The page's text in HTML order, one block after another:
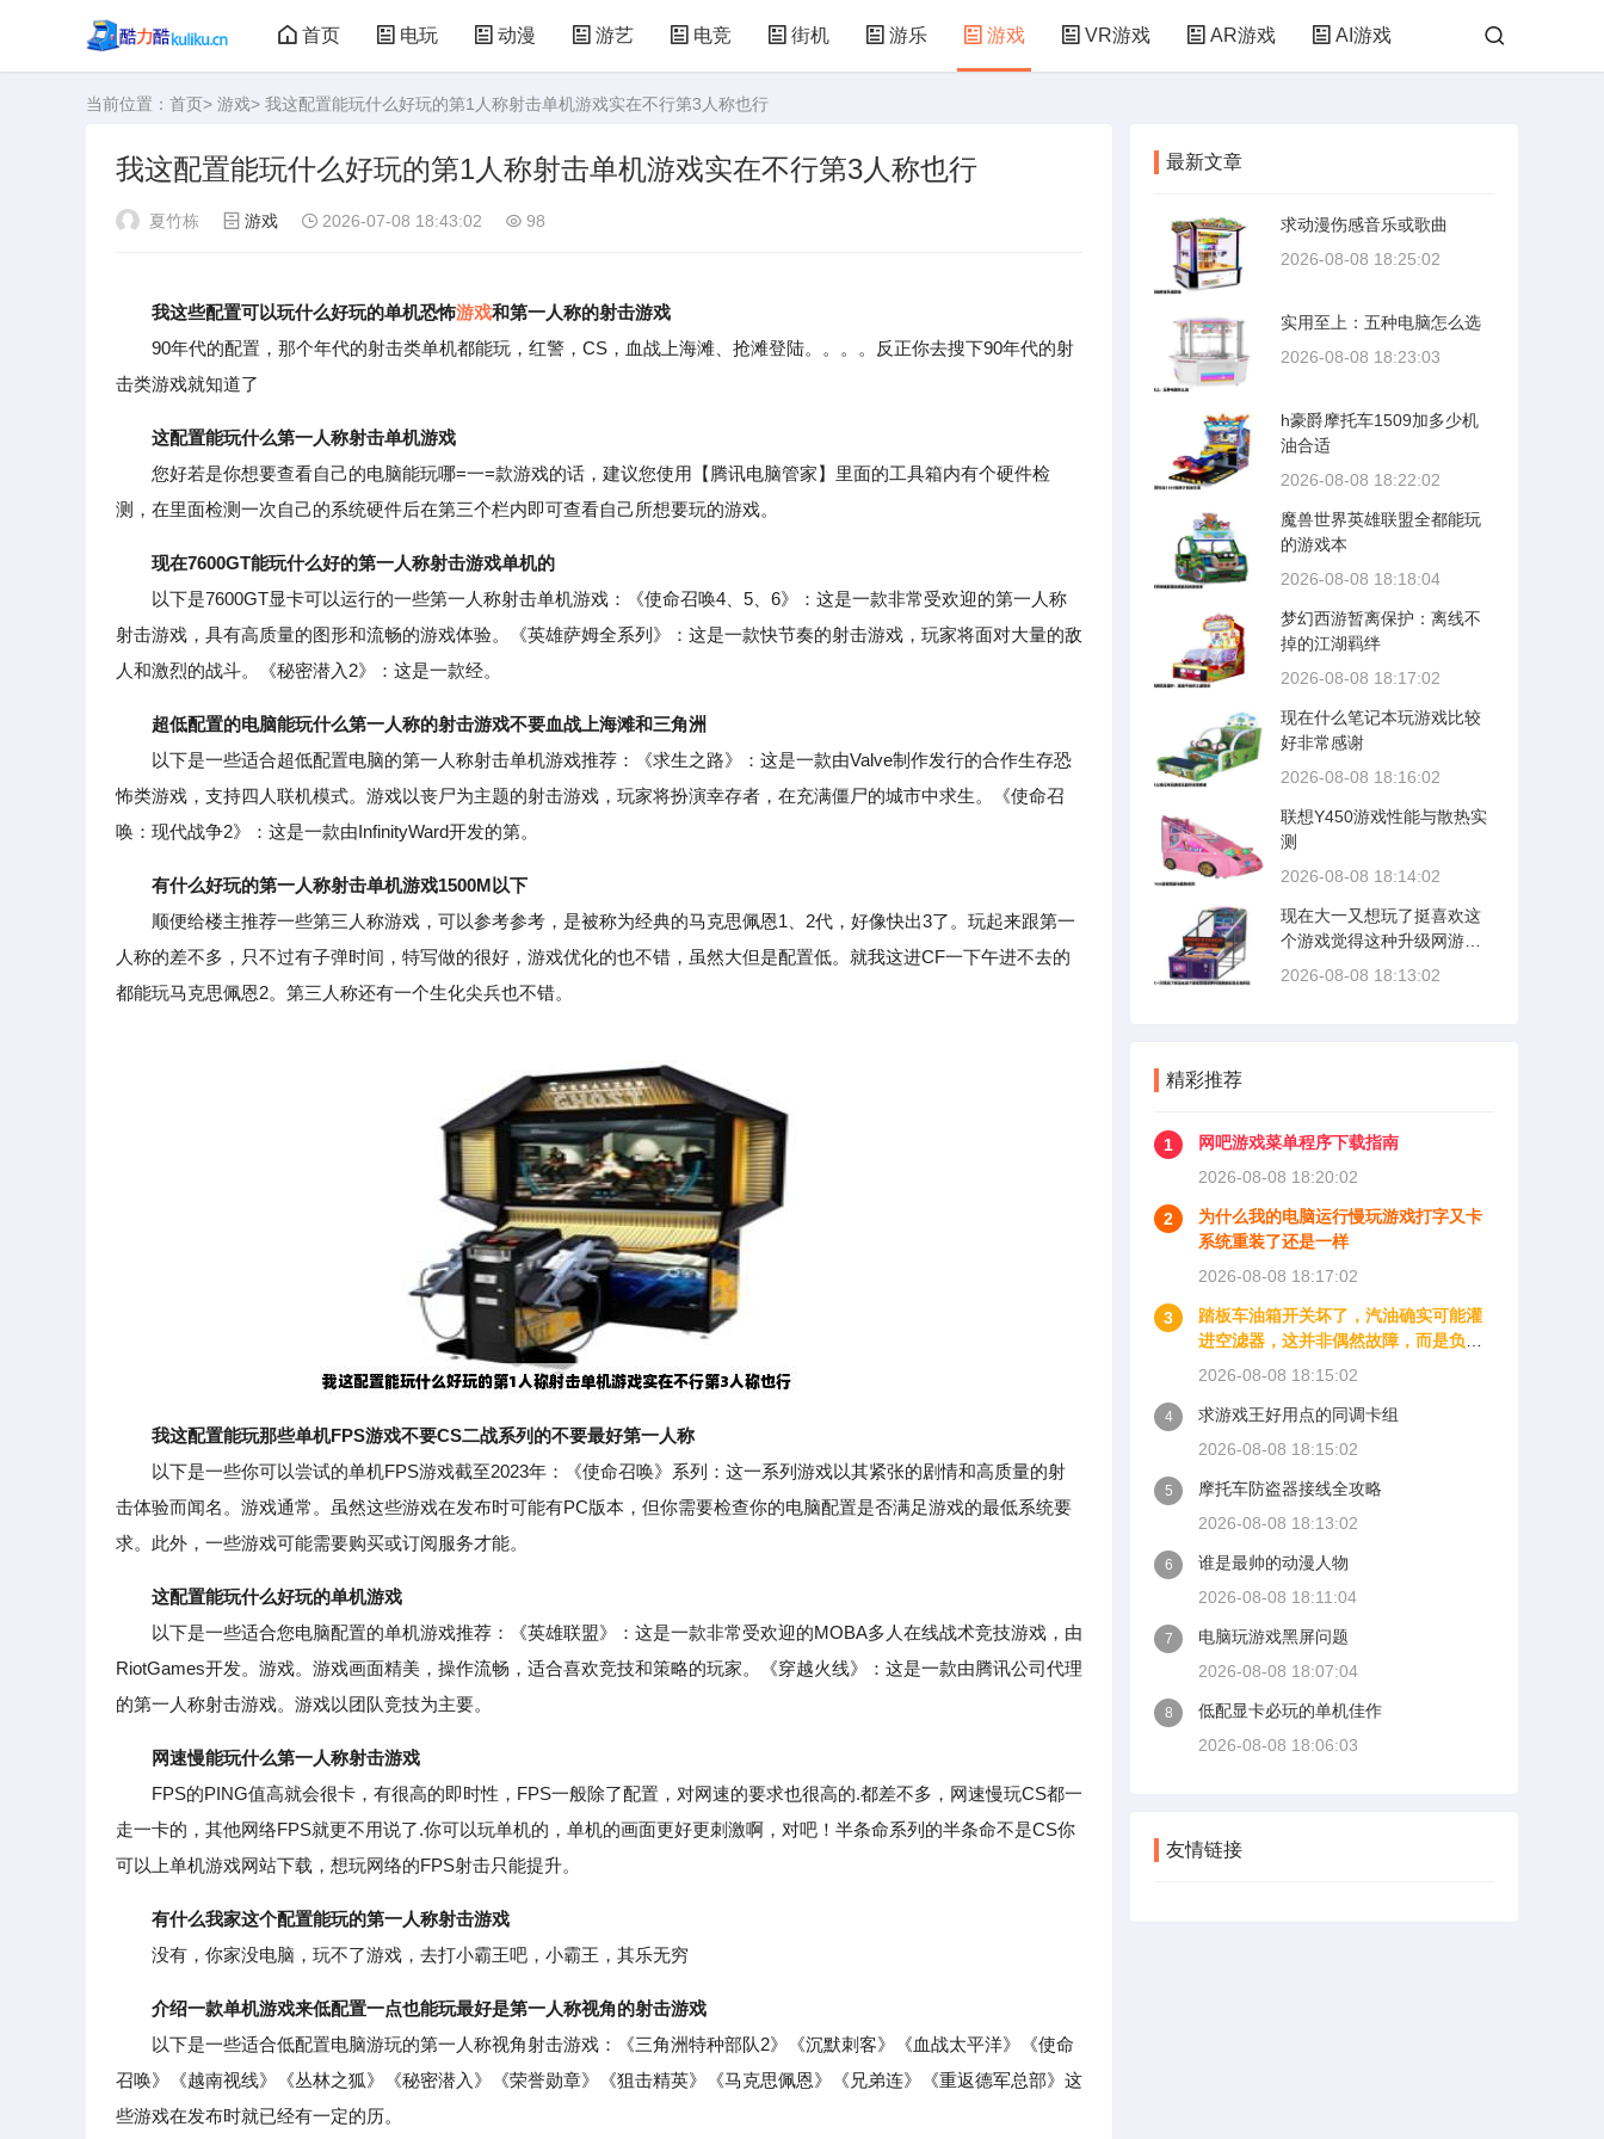
首页 电玩 动漫 游艺 电竞 街机 游乐 游戏 VR游戏 AR游戏 AI游戏
大型游戏 娃娃机 儿童游戏 益智玩具
当前位置： 首页> 游戏> 我这配置能玩什么好玩的第1人称射击单机游戏实在不行第3人称也行
我这配置能玩什么好玩的第1人称射击单机游戏实在不行第3人称也行
夏竹栋 游戏 2026-07-08 18:43:02 98
我这些配置可以玩什么好玩的单机恐怖游戏和第一人称的射击游戏
90年代的配置，那个年代的射击类单机都能玩，红警，CS，血战上海滩、抢滩登陆。。。。反正你去搜下90年代的射
击类游戏就知道了
这配置能玩什么第一人称射击单机游戏
您好若是你想要查看自己的电脑能玩哪=一=款游戏的话，建议您使用【腾讯电脑管家】里面的工具箱内有个硬件检
测，在里面检测一次自己的系统硬件后在第三个栏内即可查看自己所想要玩的游戏。
现在7600GT能玩什么好的第一人称射击游戏单机的
以下是7600GT显卡可以运行的一些第一人称射击单机游戏：《使命召唤4、5、6》：这是一款非常受欢迎的第一人称
射击游戏，具有高质量的图形和流畅的游戏体验。《英雄萨姆全系列》：这是一款快节奏的射击游戏，玩家将面对大量的敌
人和激烈的战斗。《秘密潜入2》：这是一款经。
超低配置的电脑能玩什么第一人称的射击游戏不要血战上海滩和三角洲
以下是一些适合超低配置电脑的第一人称射击单机游戏推荐：《求生之路》：这是一款由Valve制作发行的合作生存恐
怖类游戏，支持四人联机模式。游戏以丧尸为主题的射击游戏，玩家将扮演幸存者，在充满僵尸的城市中求生。《使命召
唤：现代战争2》：这是一款由InfinityWard开发的第。
有什么好玩的第一人称射击单机游戏1500M以下
顺便给楼主推荐一些第三人称游戏，可以参考参考，是被称为经典的马克思佩恩1、2代，好像快出3了。玩起来跟第一
人称的差不多，只不过有子弹时间，特写做的很好，游戏优化的也不错，虽然大但是配置低。就我这进CF一下午进不去的
都能玩马克思佩恩2。第三人称还有一个生化尖兵也不错。
我这配置能玩那些单机FPS游戏不要CS二战系列的不要最好第一人称
以下是一些你可以尝试的单机FPS游戏截至2023年：《使命召唤》系列：这一系列游戏以其紧张的剧情和高质量的射
击体验而闻名。游戏通常。虽然这些游戏在发布时可能有PC版本，但你需要检查你的电脑配置是否满足游戏的最低系统要
求。此外，一些游戏可能需要购买或订阅服务才能。
这配置能玩什么好玩的单机游戏
以下是一些适合您电脑配置的单机游戏推荐：《英雄联盟》：这是一款非常受欢迎的MOBA多人在线战术竞技游戏，由
RiotGames开发。游戏。游戏画面精美，操作流畅，适合喜欢竞技和策略的玩家。《穿越火线》：这是一款由腾讯公司代理
的第一人称射击游戏。游戏以团队竞技为主要。
网速慢能玩什么第一人称射击游戏
FPS的PING值高就会很卡，有很高的即时性，FPS一般除了配置，对网速的要求也很高的.都差不多，网速慢玩CS都一
走一卡的，其他网络FPS就更不用说了.你可以玩单机的，单机的画面更好更刺激啊，对吧！半条命系列的半条命不是CS你
可以上单机游戏网站下载，想玩网络的FPS射击只能提升。
有什么我家这个配置能玩的第一人称射击游戏
没有，你家没电脑，玩不了游戏，去打小霸王吧，小霸王，其乐无穷
介绍一款单机游戏来低配置一点也能玩最好是第一人称视角的射击游戏
以下是一些适合低配置电脑游玩的第一人称视角射击游戏：《三角洲特种部队2》《沉默刺客》《血战太平洋》《使命
召唤》《越南视线》《丛林之狐》《秘密潜入》《荣誉勋章》《狙击精英》《马克思佩恩》《兄弟连》《重返德军总部》这
些游戏在发布时就已经有一定的历。
最新文章
求动漫伤感音乐或歌曲
2026-08-08 18:25:02
实用至上：五种电脑怎么选
2026-08-08 18:23:03
h豪爵摩托车1509加多少机
油合适
2026-08-08 18:22:02
魔兽世界英雄联盟全都能玩
的游戏本
2026-08-08 18:18:04
梦幻西游暂离保护：离线不
掉的江湖羁绊
2026-08-08 18:17:02
现在什么笔记本玩游戏比较
好非常感谢
2026-08-08 18:16:02
联想Y450游戏性能与散热实
测
2026-08-08 18:14:02
现在大一又想玩了挺喜欢这
个游戏觉得这种升级网游还
是天龙好玩
2026-08-08 18:13:02
精彩推荐
1
网吧游戏菜单程序下载指南
2026-08-08 18:20:02
2
为什么我的电脑运行慢玩游戏打字又卡
系统重装了还是一样
2026-08-08 18:17:02
3
踏板车油箱开关坏了，汽油确实可能灌
进空滤器，这并非偶然故障，而是负压
式油箱开关失效后的必然结果。多数踏
发动机进气歧管产生的负压吸力来控制
油路通断。这个开关内部有一层橡胶膜
侧是燃油通道。发动机运转时，进气歧
管产生负压，吸动膜片打开阀门，汽油
后，负压消失，膜片回弹堵住油路，防
止汽油继续外流。
2026-08-08 18:15:02
4
求游戏王好用点的同调卡组
2026-08-08 18:15:02
5
摩托车防盗器接线全攻略
2026-08-08 18:13:02
6
谁是最帅的动漫人物
2026-08-08 18:11:04
7
电脑玩游戏黑屏问题
2026-08-08 18:07:04
8
低配显卡必玩的单机佳作
2026-08-08 18:06:03
友情链接